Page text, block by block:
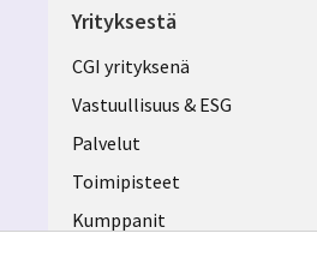
Yrityksestä
Useful
links
FINLAND
CGI yrityksenä
Vastuullisuus & ESG
Palvelut
Toimipisteet
Kumppanit